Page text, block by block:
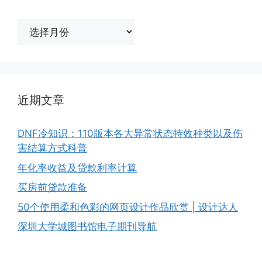
近期文章
DNF冷知识：110版本各大异常状态特效种类以及伤
害结算方式科普
年化率收益及贷款利率计算
买房前贷款准备
50个使用柔和色彩的网页设计作品欣赏 | 设计达人
深圳大学城图书馆电子期刊导航